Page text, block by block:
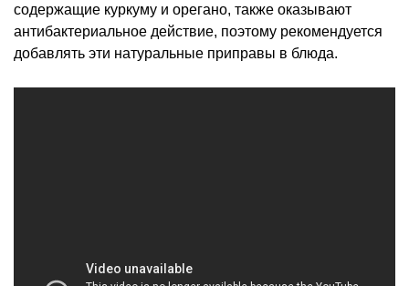
содержащие куркуму и орегано, также оказывают
антибактериальное действие, поэтому рекомендуется
добавлять эти натуральные приправы в блюда.